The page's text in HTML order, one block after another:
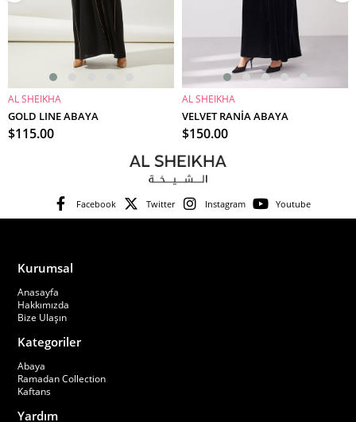
SEPETE EKLE
AL SHEIKHA
GOLD LINE ABAYA
$115.00
SEPETE EKLE
AL SHEIKHA
VELVET RANİA ABAYA
$150.00
Facebook Twitter Instagram Youtube
Kurumsal
Anasayfa
Hakkımızda
Bize Ulaşın
Kategoriler
Abaya
Ramadan Collection
Kaftans
Yardım